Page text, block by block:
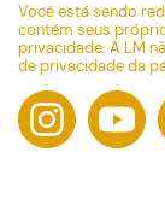
Você está sendo
contém seus
privacidade. A LM
de privacidade da